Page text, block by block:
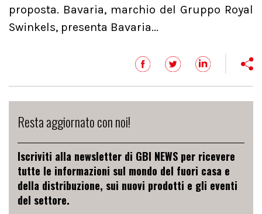
proposta. Bavaria, marchio del Gruppo Royal
Swinkels, presenta Bavaria...
Resta aggiornato con noi!
Iscriviti alla newsletter di GBI NEWS per ricevere
tutte le informazioni sul mondo del fuori casa e
della distribuzione, sui nuovi prodotti e gli eventi
del settore.